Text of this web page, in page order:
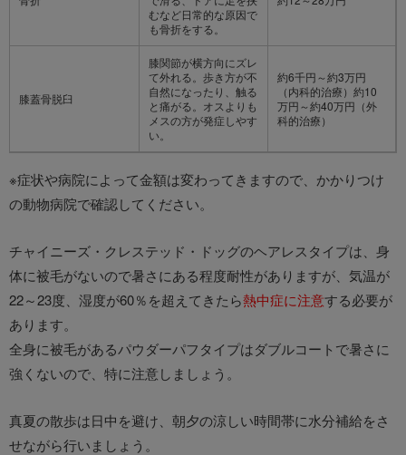
むなど日常的な原因で
も骨折をする。
膝蓋骨脱臼
膝関節が横方向にズレ
て外れる。歩き方が不
自然になったり、触る
と痛がる。オスよりも
メスの方が発症しやす
い。
約6千円～約3万円
（内科的治療）約10
万円～約40万円（外
科的治療）
※症状や病院によって金額は変わってきますので、かかりつけ
の動物病院で確認してください。
チャイニーズ・クレステッド・ドッグのヘアレスタイプは、身
体に被毛がないので暑さにある程度耐性がありますが、気温が
22～23度、湿度が60％を超えてきたら熱中症に注意する必要が
あります。
全身に被毛があるパウダーパフタイプはダブルコートで暑さに
強くないので、特に注意しましょう。
真夏の散歩は日中を避け、朝夕の涼しい時間帯に水分補給をさ
せながら行いましょう。